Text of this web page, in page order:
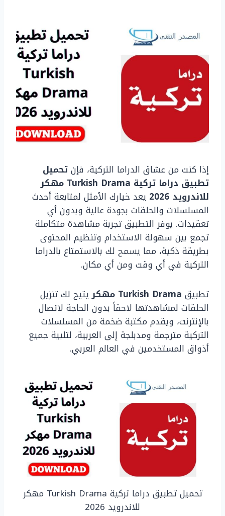
إذا كنت من عشاق الدراما التركية، فإنتحميل
تطبيق دراما تركية Turkish Drama مهكر
للاندرويد 2026
يعد خيارك الأمثل لمتابعة أحدث
المسلسلات والحلقات بجودة عالية وبدون أي
تعقيدات. يوفر التطبيق تجربة مشاهدة متكاملة
تجمع بين سهولة الاستخدام وتنظيم المحتوى
بطريقة ذكية، مما يسمح لك بالاستمتاع بالدراما
التركية في أي وقت ومن أي مكان.
تطبيق Turkish Drama مهكر
يتيح لك تنزيل
الحلقات لمشاهدتها لاحقاً بدون الحاجة لاتصال
بالإنترنت، ويقدم مكتبة ضخمة من المسلسلات
التركية مترجمة ومدبلجة إلى العربية، لتلبية جميع
أذواق المستخدمين في العالم العربي.
تحميل تطبيق دراما تركية Turkish Drama مهكر
للاندرويد 2026